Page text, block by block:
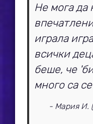
Не мога да
играла
всички
беше, че
много са
- Мария И.